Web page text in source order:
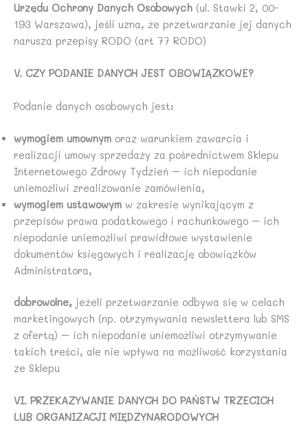
Urzędu Ochrony Danych Osobowych (ul. Stawki 2, 00-
193 Warszawa), jeśli uzna, że przetwarzanie jej danych
narusza przepisy RODO (art 77 RODO)
V. CZY PODANIE DANYCH JEST OBOWIĄZKOWE?
Podanie danych osobowych jest:
wymogiem umownym oraz warunkiem zawarcia i
realizacji umowy sprzedaży za pośrednictwem Sklepu
Internetowego Zdrowy Tydzień – ich niepodanie
uniemożliwi zrealizowanie zamówienia,
wymogiem ustawowym w zakresie wynikającym z
przepisów prawa podatkowego i rachunkowego – ich
niepodanie uniemożliwi prawidłowe wystawienie
dokumentów księgowych i realizację obowiązków
Administratora,
dobrowolne, jeżeli przetwarzanie odbywa się w celach
marketingowych (np. otrzymywania newslettera lub SMS
z ofertą) – ich niepodanie uniemożliwi otrzymywanie
takich treści, ale nie wpływa na możliwość korzystania
ze Sklepu
VI. PRZEKAZYWANIE DANYCH DO PAŃSTW TRZECICH
LUB ORGANIZACJI MIĘDZYNARODOWYCH